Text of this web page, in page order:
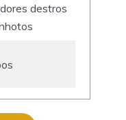
destros